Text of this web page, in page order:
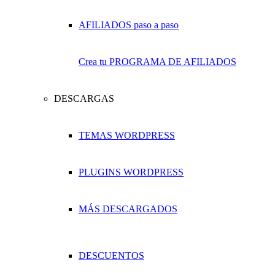
Crea tu PROGRAMA DE AFILIADOS
DESCARGAS
TEMAS WORDPRESS
PLUGINS WORDPRESS
MÁS DESCARGADOS
DESCUENTOS